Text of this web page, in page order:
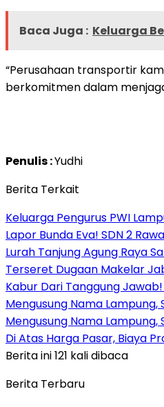
Baca Juga : Keluarga
“Perusahaan transportir
berkomitmen dalam
Penulis :Yudhi
Berita Terkait
Keluarga Pengurus PWI
Lapor Bunda Eva! SDN 2
Lurah Tanjung Agung Raya
Terseret Dugaan Makelar
Kabur Dari Tanggung
Mengusung Nama
Mengusung Nama
Di Atas Harga Pasar, Biaya
Berita ini 121 kali dibaca
Berita Terbaru